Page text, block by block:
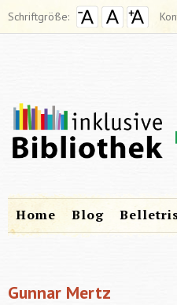
Schriftgröße:
Home Blog
Gunnar Mertz